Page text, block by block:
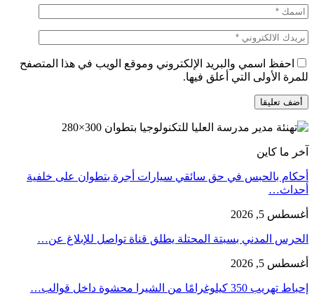
احفظ اسمي والبريد الإلكتروني وموقع الويب في هذا المتصفح
للمرة الأولى التي أعلق فيها.
آخر ما كاين
أحكام بالحبس في حق سائقي سيارات أجرة بتطوان على خلفية
أحداث…
أغسطس 5, 2026
الحرس المدني بسبتة المحتلة يطلق قناة تواصل للإبلاغ عن…
أغسطس 5, 2026
إحباط تهريب 350 كيلوغرامًا من الشيرا محشوة داخل قوالب…